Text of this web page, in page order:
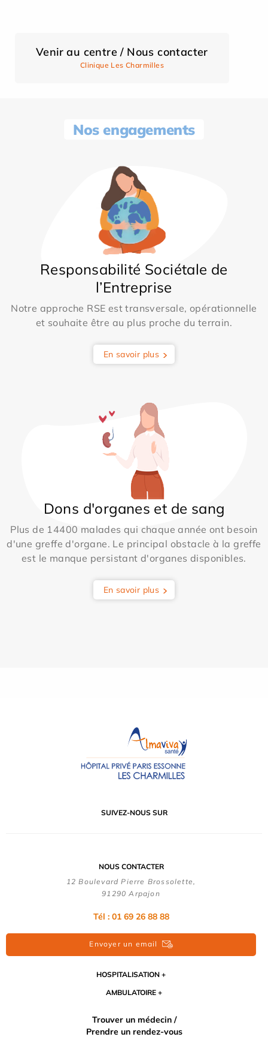
Venir au centre / Nous contacter
Clinique Les Charmilles
Nos engagements
Responsabilité Sociétale de
l’Entreprise
Notre approche RSE est transversale, opérationnelle
et souhaite être au plus proche du terrain.
En savoir plus
Dons d'organes et de sang
Plus de 14400 malades qui chaque année ont besoin
d'une greffe d'organe. Le principal obstacle à la greffe
est le manque persistant d'organes disponibles.
En savoir plus
SUIVEZ-NOUS SUR
NOUS CONTACTER
12 Boulevard Pierre Brossolette,
91290 Arpajon
Tél : 01 69 26 88 88
Envoyer un email
HOSPITALISATION
AMBULATOIRE
Trouver un médecin /
Prendre un rendez-vous